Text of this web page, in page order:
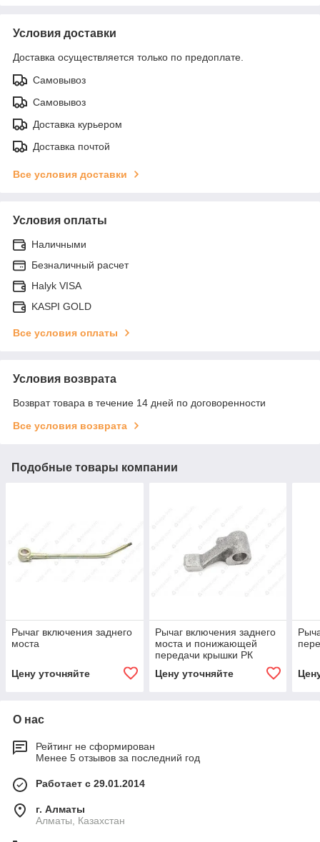
Условия доставки
Доставка осуществляется только по предоплате.
Самовывоз
Самовывоз
Доставка курьером
Доставка почтой
Все условия доставки
Условия оплаты
Наличными
Безналичный расчет
Halyk VISA
KASPI GOLD
Все условия оплаты
Условия возврата
Возврат товара в течение 14 дней по договоренности
Все условия возврата
Подобные товары компании
Рычаг включения заднего
моста
Цену уточняйте
Рычаг включения заднего
моста и понижающей
передачи крышки РК
Цену уточняйте
О нас
Рейтинг не сформирован
Менее 5 отзывов за последний год
Работает с 29.01.2014
г. Алматы
Алматы, Казахстан